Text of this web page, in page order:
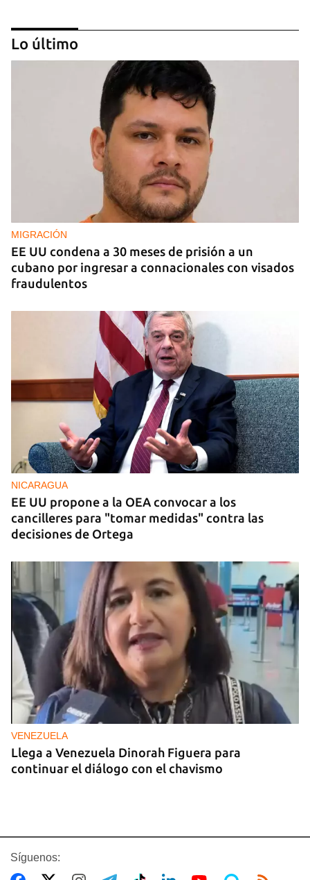
EE UU duplica sus ventas de combustible al
sector privado cubano
Lo último
MIGRACIÓN
EE UU condena a 30 meses de prisión a un
cubano por ingresar a connacionales con visados
fraudulentos
NICARAGUA
EE UU propone a la OEA convocar a los
cancilleres para "tomar medidas" contra las
decisiones de Ortega
VENEZUELA
Llega a Venezuela Dinorah Figuera para
continuar el diálogo con el chavismo
Síguenos: